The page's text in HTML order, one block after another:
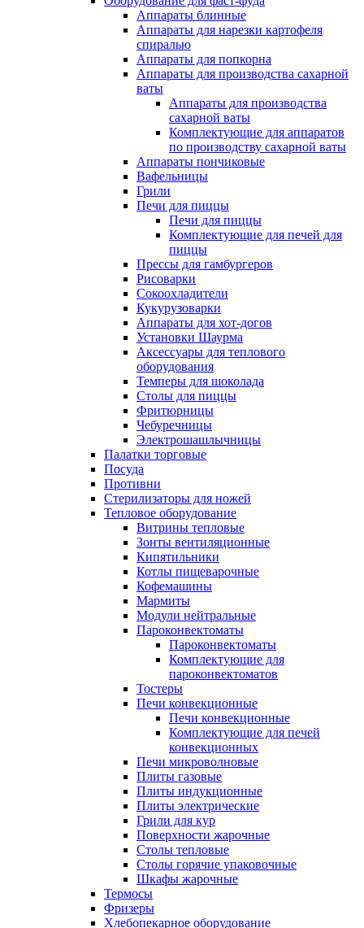
Аппараты блинные
Аппараты для нарезки картофеля
спиралью
Аппараты для попкорна
Аппараты для производства сахарной
ваты
Аппараты для производства
сахарной ваты
Комплектующие для аппаратов
по производству сахарной ваты
Аппараты пончиковые
Вафельницы
Грили
Печи для пиццы
Печи для пиццы
Комплектующие для печей для
пиццы
Прессы для гамбургеров
Рисоварки
Сокоохладители
Кукурузоварки
Аппараты для хот-догов
Установки Шаурма
Аксессуары для теплового
оборудования
Темперы для шоколада
Столы для пиццы
Фритюрницы
Чебуречницы
Электрошашлычницы
Палатки торговые
Посуда
Противни
Стерилизаторы для ножей
Тепловое оборудование
Витрины тепловые
Зонты вентиляционные
Кипятильники
Котлы пищеварочные
Кофемашины
Мармиты
Модули нейтральные
Пароконвектоматы
Пароконвектоматы
Комплектующие для
пароконвектоматов
Тостеры
Печи конвекционные
Печи конвекционные
Комплектующие для печей
конвекционных
Печи микроволновые
Плиты газовые
Плиты индукционные
Плиты электрические
Грили для кур
Поверхности жарочные
Столы тепловые
Столы горячие упаковочные
Шкафы жарочные
Термосы
Фризеры
Хлебопекарное оборудование